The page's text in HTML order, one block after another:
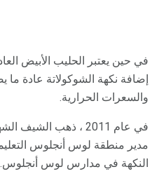
في حين يعتبر الحليب الأبيض
إضافة نكهة الشوكولاتة عادة
والسعرات الحرارية.
في عام 2011 ، ذهب
مدير منطقة لوس أنجلوس
النكهة في مدارس لوس أنجلوس.